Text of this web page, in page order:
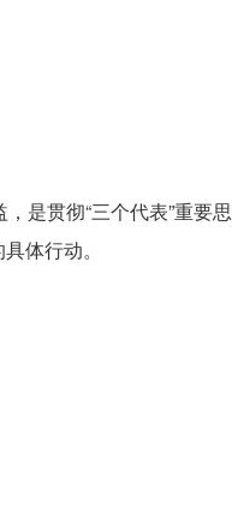
是贯彻“三个代表”重要思
体行动。